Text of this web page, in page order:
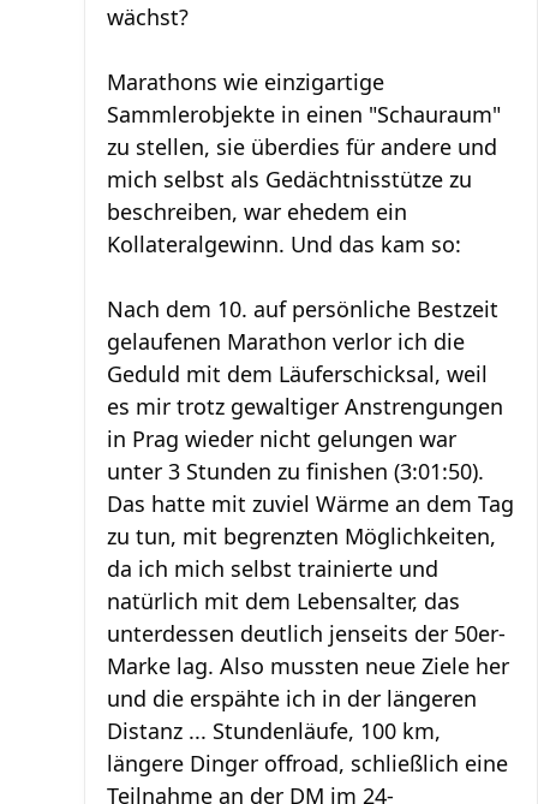
wächst?
Marathons wie einzigartige
Sammlerobjekte in einen "Schauraum"
zu stellen, sie überdies für andere und
mich selbst als Gedächtnisstütze zu
beschreiben, war ehedem ein
Kollateralgewinn. Und das kam so:
Nach dem 10. auf persönliche Bestzeit
gelaufenen Marathon verlor ich die
Geduld mit dem Läuferschicksal, weil
es mir trotz gewaltiger Anstrengungen
in Prag wieder nicht gelungen war
unter 3 Stunden zu finishen (3:01:50).
Das hatte mit zuviel Wärme an dem Tag
zu tun, mit begrenzten Möglichkeiten,
da ich mich selbst trainierte und
natürlich mit dem Lebensalter, das
unterdessen deutlich jenseits der 50er-
Marke lag. Also mussten neue Ziele her
und die erspähte ich in der längeren
Distanz ... Stundenläufe, 100 km,
längere Dinger offroad, schließlich eine
Teilnahme an der DM im 24-